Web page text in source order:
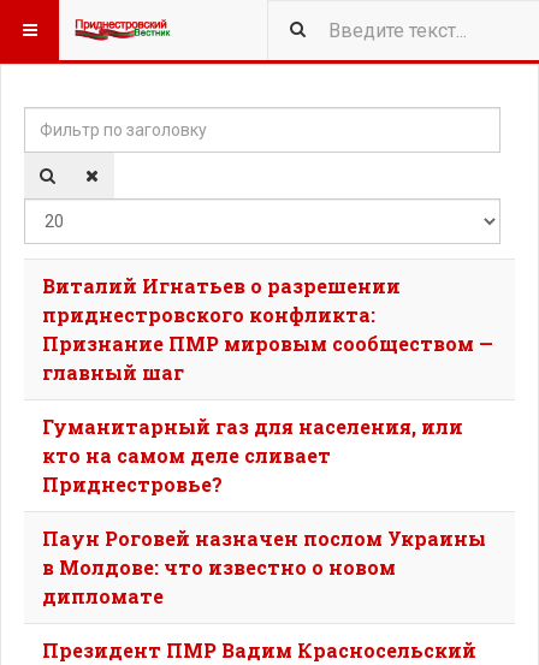
Фильтр по заголовку
Виталий Игнатьев о разрешении
приднестровского конфликта:
Признание ПМР мировым сообществом —
главный шаг
Гуманитарный газ для населения, или
кто на самом деле сливает
Приднестровье?
Паун Роговей назначен послом Украины
в Молдове: что известно о новом
дипломате
Президент ПМР Вадим Красносельский